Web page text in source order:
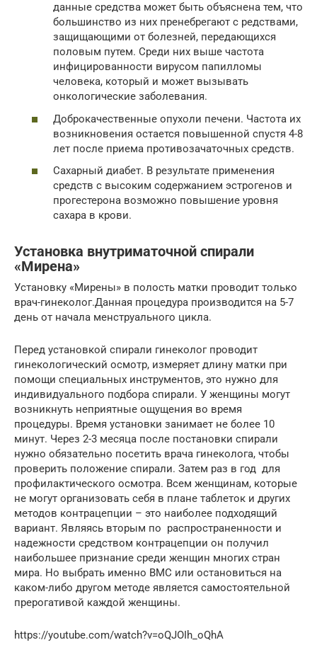
данные средства может быть объяснена тем, что
большинство из них пренебрегают с редствами,
защищающими от болезней, передающихся
половым путем. Среди них выше частота
инфицированности вирусом папилломы
человека, который и может вызывать
онкологические заболевания.
Доброкачественные опухоли печени. Частота их
возникновения остается повышенной спустя 4-8
лет после приема противозачаточных средств.
Сахарный диабет. В результате применения
средств с высоким содержанием эстрогенов и
прогестерона возможно повышение уровня
сахара в крови.
Установка внутриматочной спирали
«Мирена»
Установку «Мирены» в полость матки проводит только
врач-гинеколог.Данная процедура производится на 5-7
день от начала менструального цикла.
Перед установкой спирали гинеколог проводит
гинекологический осмотр, измеряет длину матки при
помощи специальных инструментов, это нужно для
индивидуального подбора спирали. У женщины могут
возникнуть неприятные ощущения во время
процедуры. Время установки занимает не более 10
минут. Через 2-3 месяца после постановки спирали
нужно обязательно посетить врача гинеколога, чтобы
проверить положение спирали. Затем раз в год для
профилактического осмотра. Всем женщинам, которые
не могут организовать себя в плане таблеток и других
методов контрацепции – это наиболее подходящий
вариант. Являясь вторым по распространенности и
надежности средством контрацепции он получил
наибольшее признание среди женщин многих стран
мира. Но выбрать именно ВМС или остановиться на
каком-либо другом методе является самостоятельной
прерогативой каждой женщины.
https://youtube.com/watch?v=oQJOIh_oQhA